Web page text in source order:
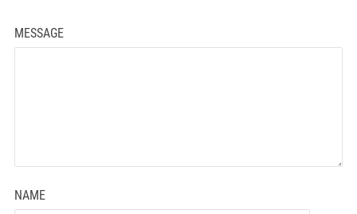
MESSAGE
NAME